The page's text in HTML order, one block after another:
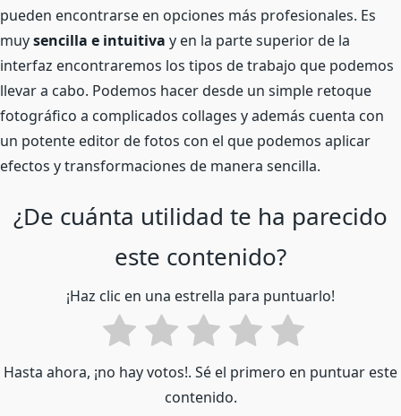
pueden encontrarse en opciones más profesionales. Es
muysencilla e intuitiva y en la parte superior de la
interfaz encontraremos los tipos de trabajo que podemos
llevar a cabo. Podemos hacer desde un simple retoque
fotográfico a complicados collages y además cuenta con
un potente editor de fotos con el que podemos aplicar
efectos y transformaciones de manera sencilla.
¿De cuánta utilidad te ha parecido
este contenido?
¡Haz clic en una estrella para puntuarlo!
Hasta ahora, ¡no hay votos!. Sé el primero en puntuar este
contenido.